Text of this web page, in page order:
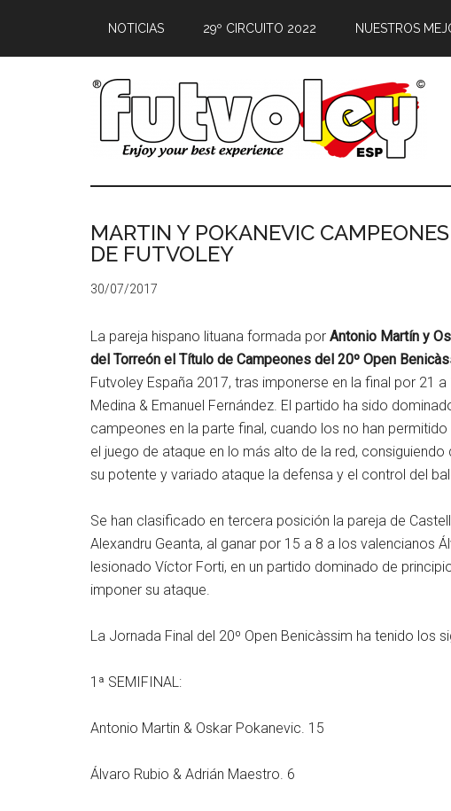
NOTICIAS 29º CIRCUITO 2022 NUESTROS
MARTIN Y POKANEVIC
DE FUTVOLEY
30/07/2017
La pareja hispano lituana formada por Antonio Martín y
del Torreón el Título de Campeones del 20º Open
Futvoley España 2017, tras imponerse en la final por 21
Medina & Emanuel Fernández. El partido ha sido
campeones en la parte final, cuando los no han
el juego de ataque en lo más alto de la red,
su potente y variado ataque la defensa y el control del
Se han clasificado en tercera posición la pareja de
Alexandru Geanta, al ganar por 15 a 8 a los valencianos
lesionado Víctor Forti, en un partido dominado de
imponer su ataque.
La Jornada Final del 20º Open Benicàssim ha tenido los
1ª SEMIFINAL:
Antonio Martin & Oskar Pokanevic. 15
Álvaro Rubio & Adrián Maestro. 6